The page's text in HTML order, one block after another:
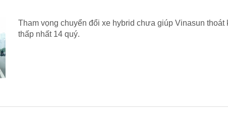
Tham vọng chuyển đổi xe hybrid chưa giúp Vinasun
thấp nhất 14 quý.